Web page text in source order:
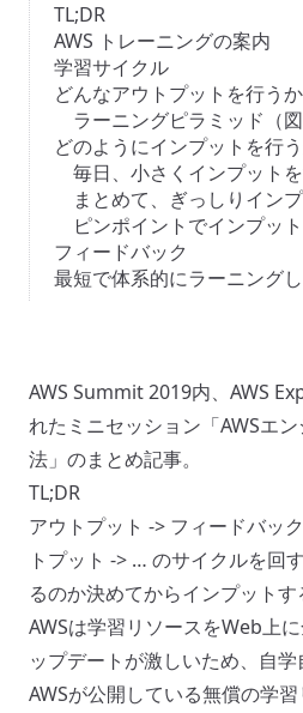
TL;DR
AWS トレーニングの案内
学習サイクル
どんなアウトプットを行うか
ラーニングピラミッド（図
どのようにインプットを行
毎日、小さくインプット
まとめて、ぎっしりイン
ピンポイントでインプット
フィードバック
最短で体系的にラーニング
AWS Summit 2019内、AWS
れたミニセッション「AWSエ
法」のまとめ記事。
TL;DR
アウトプット -> フィードバッ
トプット -> … のサイクルを回
るのか決めてからインプットす
AWSは学習リソースをWeb上
ップデートが激しいため、自学
AWSが公開している無償の学